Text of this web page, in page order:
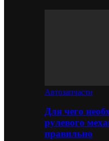
Автозапчасти
Для чего
рулевого
правильно